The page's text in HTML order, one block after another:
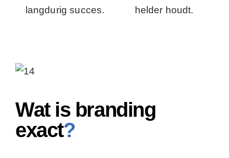
langdurig succes.
helder houdt.
Wat is branding
exact?